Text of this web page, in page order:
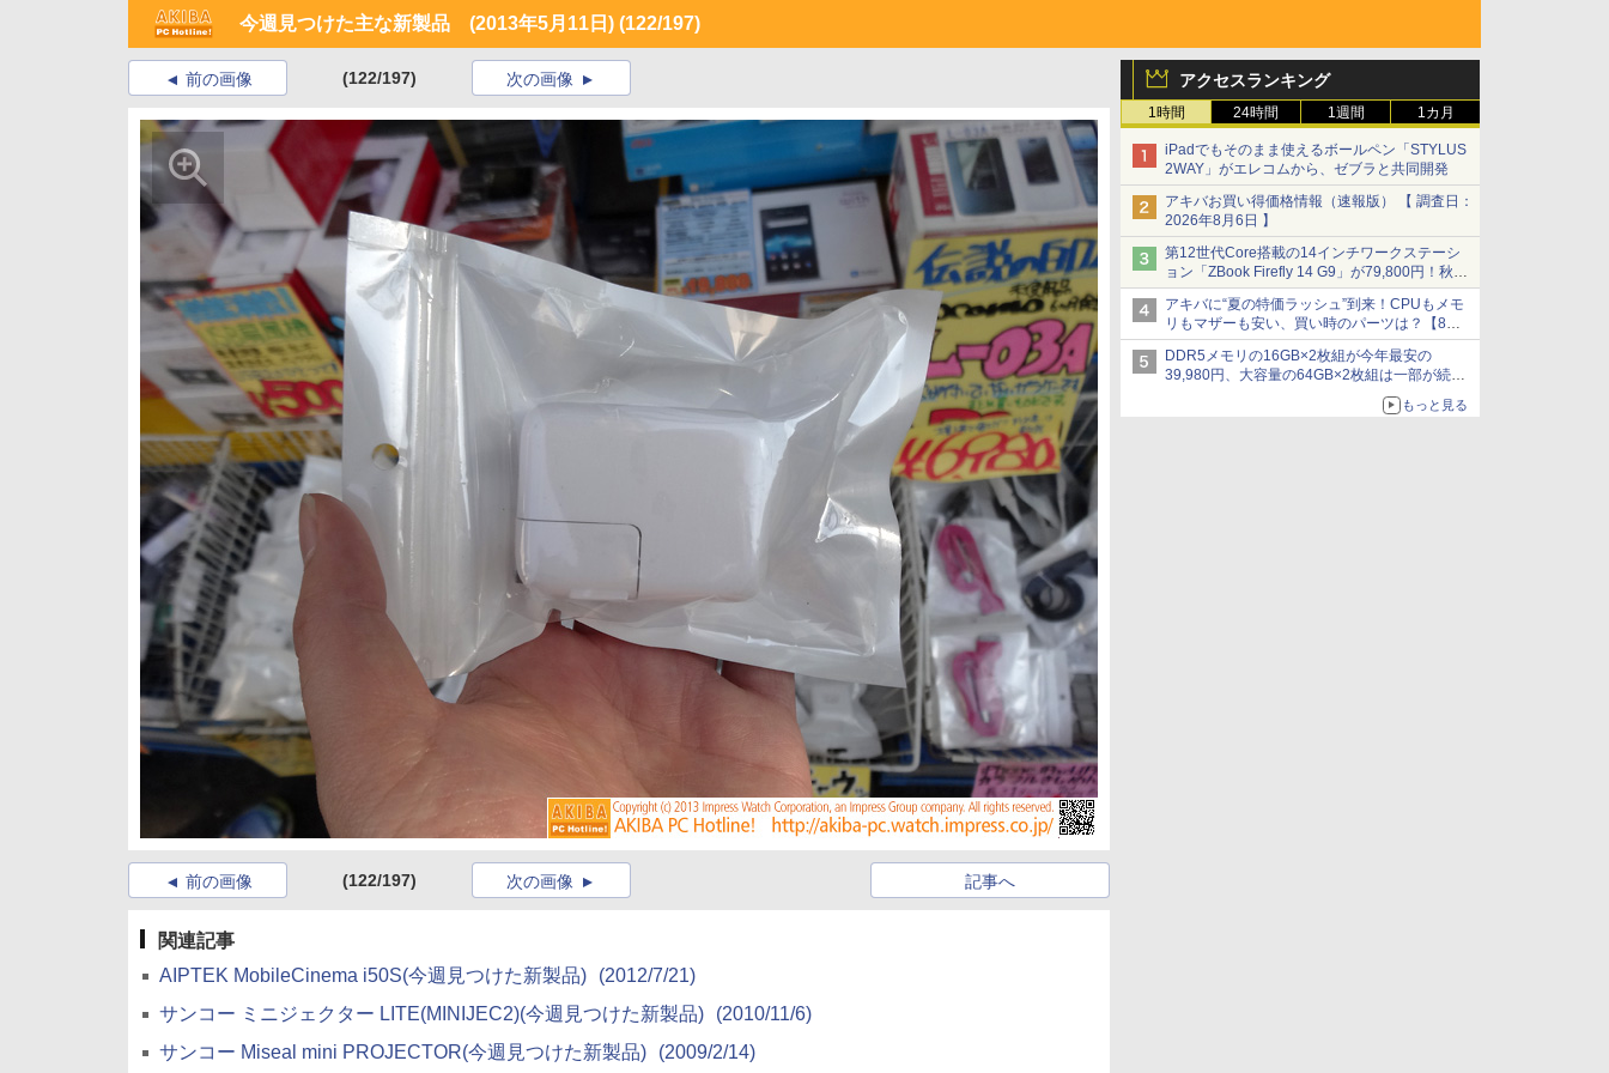
今週見つけた主な新製品 (2013年5月11日) (122/197)
アクセスランキング
1時間 24時間 1週間 1カ月
iPadでもそのまま使えるボールペン「STYLUS
2WAY」がエレコムから、ゼブラと共同開発
アキバお買い得価格情報（速報版） 【 調査日：
2026年8月6日 】
第12世代Core搭載の14インチワークステーシ
ョン「ZBook Firefly 14 G9」が79,800円！秋葉
原で中古PCセール
アキバに“夏の特価ラッシュ”到来！CPUもメモ
リもマザーも安い、買い時のパーツは？【8月7
日(金)22時配信】
DDR5メモリの16GB×2枚組が今年最安の
39,980円、大容量の64GB×2枚組は一部が続騰
もっと見る
前の画像 (122/197) 次の画像
前の画像 (122/197) 記事へ
次の画像
関連記事
AIPTEK MobileCinema i50S(今週見つけた新製品)
(2012/7/21)
サンコー ミニジェクター LITE(MINIJEC2)(今週見つけた新製品)
(2010/11/6)
サンコー Miseal mini PROJECTOR(今週見つけた新製品)
(2009/2/14)